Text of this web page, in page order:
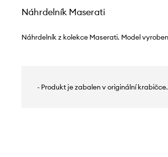
Náhrdelník Maserati
Náhrdelník z kolekce Maserati. Model
- Produkt je zabalen v originální krabičce.